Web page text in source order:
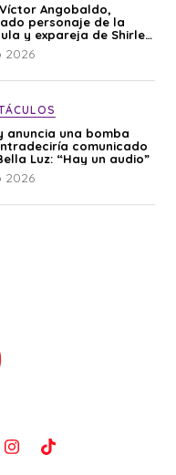
Angobaldo,
personaje de la
y expareja de Shirley
2026
anuncia una bomba
comunicado
Luz: “Hay un audio”
2026